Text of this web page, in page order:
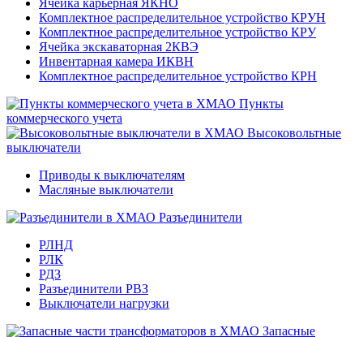
Ячейка карьерная ЯКНО
Комплектное распределительное устройство КРУН
Комплектное распределительное устройство КРУ
Ячейка экскаваторная 2КВЭ
Инвентарная камера ИКВН
Комплектное распределительное устройство КРН
Пункты
коммерческого учета
Высоковольтные
выключатели
Приводы к выключателям
Масляные выключатели
Разъединители
РЛНД
РЛК
РДЗ
Разъединители РВЗ
Выключатели нагрузки
Запасные